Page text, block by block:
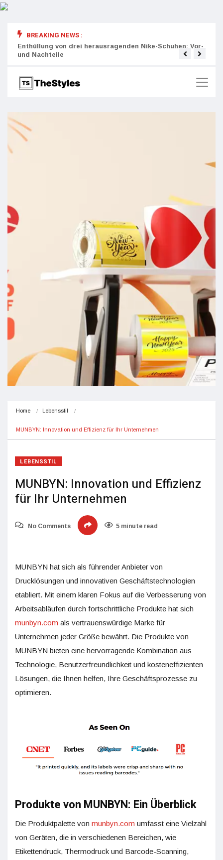
BREAKING NEWS :
Enthüllung von drei herausragenden Nike-Schuhen: Vor-
und Nachteile
Home Lebensstil
MUNBYN: Innovation und Effizienz für Ihr Unternehmen
LEBENSSTIL
MUNBYN: Innovation und Effizienz
für Ihr Unternehmen
No Comments 5 minute read
MUNBYN hat sich als führender Anbieter von
Drucklösungen und innovativen Geschäftstechnologien
etabliert. Mit einem klaren Fokus auf die Verbesserung von
Arbeitsabläufen durch fortschrittliche Produkte hat sich
munbyn.com als vertrauenswürdige Marke für
Unternehmen jeder Größe bewährt. Die Produkte von
MUNBYN bieten eine hervorragende Kombination aus
Technologie, Benutzerfreundlichkeit und kosteneffizienten
Lösungen, die Ihnen helfen, Ihre Geschäftsprozesse zu
optimieren.
Produkte von MUNBYN: Ein Überblick
Die Produktpalette von munbyn.com umfasst eine Vielzahl
von Geräten, die in verschiedenen Bereichen, wie
Etikettendruck, Thermodruck und Barcode-Scanning,